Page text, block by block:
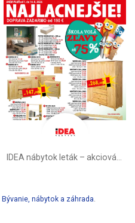
Bývanie, nábytok a záhrada.